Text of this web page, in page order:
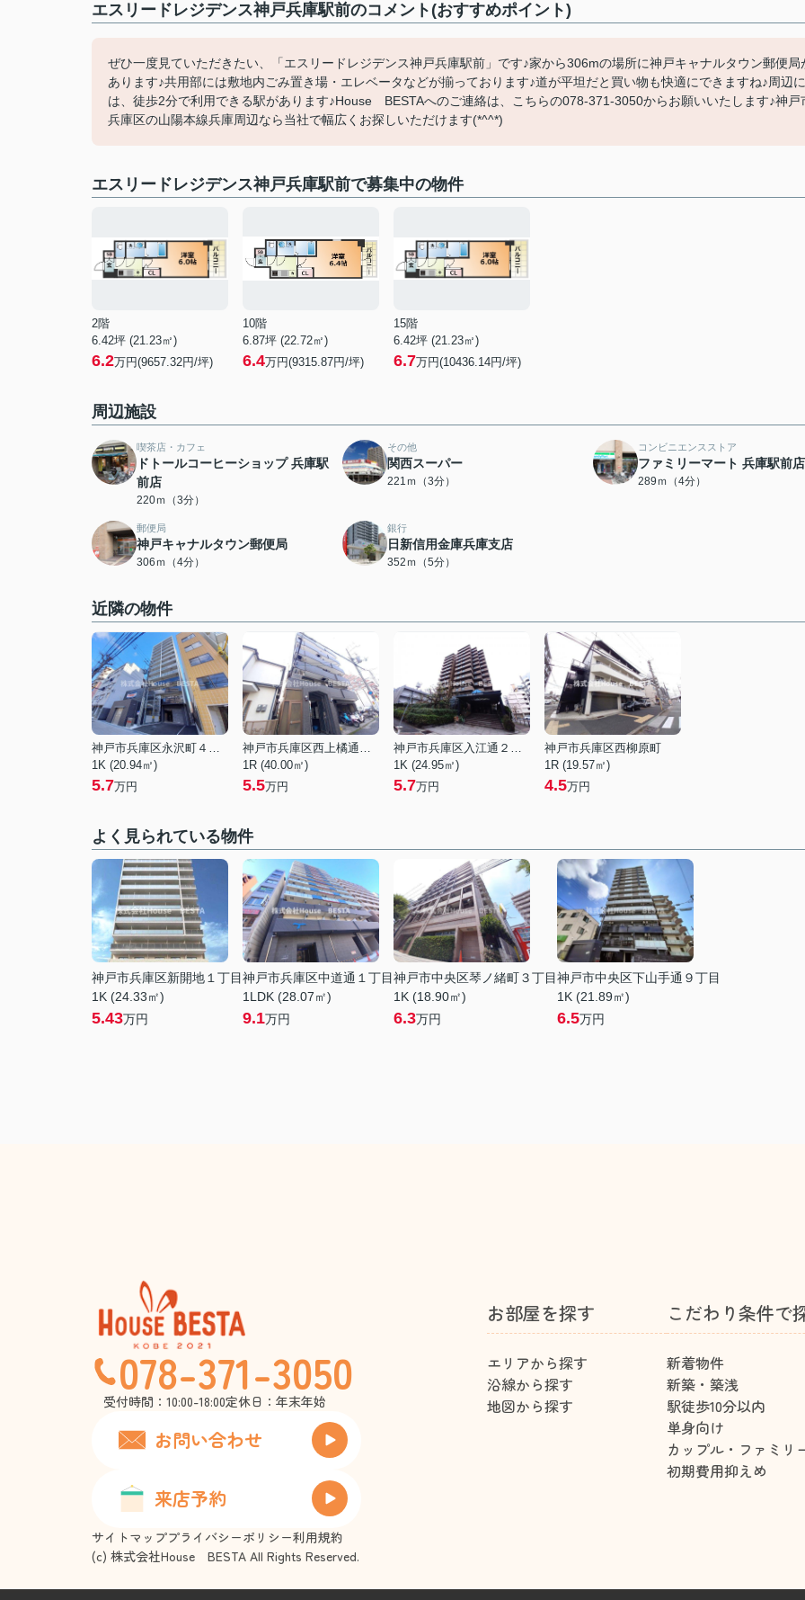
エスリードレジデンス神戸兵庫駅前のコメント(おすすめポイント)
ぜひ一度見ていただきたい、「エスリードレジデンス神戸兵庫駅前」です♪家から306mの場所に神戸キャナルタウン郵便局
あります♪共用部には敷地内ごみ置き場・エレベータなどが揃っております♪道が平坦だと買い物も快適にできますね♪周辺に
は、徒歩2分で利用できる駅があります♪House BESTAへのご連絡は、こちらの078-371-3050からお願いいたします♪神戸
兵庫区の山陽本線兵庫周辺なら当社で幅広くお探しいただけます(*^^*)
エスリードレジデンス神戸兵庫駅前で募集中の物件
2階
6.42坪 (21.23㎡)
6.2万円(9657.32円/坪)
10階
6.87坪 (22.72㎡)
6.4万円(9315.87円/坪)
15階
6.42坪 (21.23㎡)
6.7万円(10436.14円/坪)
周辺施設
喫茶店・カフェ
ドトールコーヒーショップ 兵庫駅
前店
220ｍ（3分）
その他
関西スーパー
221ｍ（3分）
コンビニエンスストア
ファミリーマート 兵庫駅前店
289ｍ（4分）
郵便局
神戸キャナルタウン郵便局
306ｍ（4分）
銀行
日新信用金庫兵庫支店
352ｍ（5分）
近隣の物件
神戸市兵庫区永沢町４丁目
1K (20.94㎡)
5.7万円
神戸市兵庫区西上橘通２丁目
1R (40.00㎡)
5.5万円
神戸市兵庫区入江通２丁目
1K (24.95㎡)
5.7万円
神戸市兵庫区西柳原町
1R (19.57㎡)
4.5万円
よく見られている物件
神戸市兵庫区新開地１丁目
1K (24.33㎡)
5.43万円
神戸市兵庫区中道通１丁目
1LDK (28.07㎡)
9.1万円
神戸市中央区琴ノ緒町３丁目
1K (18.90㎡)
6.3万円
神戸市中央区下山手通９丁目
1K (21.89㎡)
6.5万円
078-371-3050
受付時間：10:00-18:00定休日：年末年始
お問い合わせ
来店予約
サイトマッププライバシーポリシー利用規約
(c) 株式会社House BESTA All Rights Reserved.
お部屋を探す
エリアから探す
沿線から探す
地図から探す
こだわり条件で
新着物件
新築・築浅
駅徒歩10分以内
単身向け
カップル・ファミリ
初期費用抑えめ